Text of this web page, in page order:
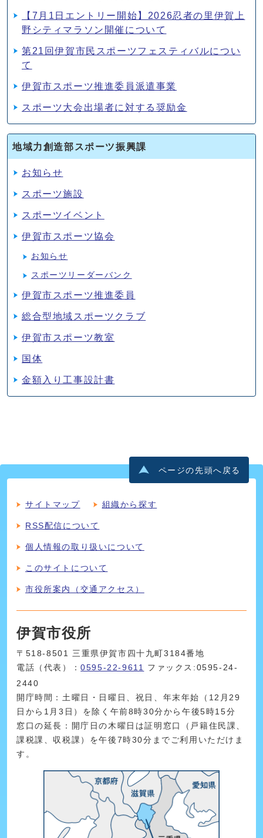
【7月1日エントリー開始】2026忍者の里伊賀上
野シティマラソン開催について
第21回伊賀市民スポーツフェスティバルについ
て
伊賀市スポーツ推進委員派遣事業
スポーツ大会出場者に対する奨励金
地域力創造部スポーツ振興課
お知らせ
スポーツ施設
スポーツイベント
伊賀市スポーツ協会
お知らせ
スポーツリーダーバンク
伊賀市スポーツ推進委員
総合型地域スポーツクラブ
伊賀市スポーツ教室
国体
金額入り工事設計書
ページの先頭へ戻る
サイトマップ 組織から探す
RSS配信について
個人情報の取り扱いについて
このサイトについて
市役所案内（交通アクセス）
伊賀市役所
〒518-8501 三重県伊賀市四十九町3184番地
電話（代表）：0595-22-9611
ファックス:0595-24-
2440
開庁時間：土曜日・日曜日、祝日、年末年始（12月29
日から1月3日）を除く午前8時30分から午後5時15分
窓口の延長：開庁日の木曜日は証明窓口（戸籍住民課、
課税課、収税課）を午後7時30分までご利用いただけま
す。